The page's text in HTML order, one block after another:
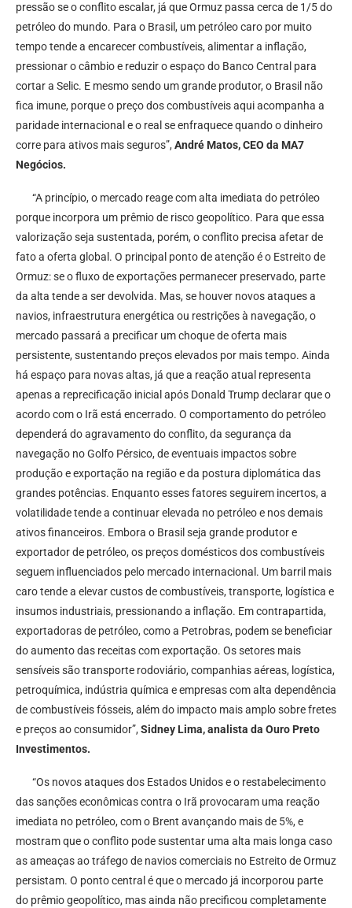
pressão se o conflito escalar, já que Ormuz passa cerca de 1/5 do
petróleo do mundo. Para o Brasil, um petróleo caro por muito
tempo tende a encarecer combustíveis, alimentar a inflação,
pressionar o câmbio e reduzir o espaço do Banco Central para
cortar a Selic. E mesmo sendo um grande produtor, o Brasil não
fica imune, porque o preço dos combustíveis aqui acompanha a
paridade internacional e o real se enfraquece quando o dinheiro
corre para ativos mais seguros”, André Matos, CEO da MA7
Negócios.
“A princípio, o mercado reage com alta imediata do petróleo
porque incorpora um prêmio de risco geopolítico. Para que essa
valorização seja sustentada, porém, o conflito precisa afetar de
fato a oferta global. O principal ponto de atenção é o Estreito de
Ormuz: se o fluxo de exportações permanecer preservado, parte
da alta tende a ser devolvida. Mas, se houver novos ataques a
navios, infraestrutura energética ou restrições à navegação, o
mercado passará a precificar um choque de oferta mais
persistente, sustentando preços elevados por mais tempo. Ainda
há espaço para novas altas, já que a reação atual representa
apenas a reprecificação inicial após Donald Trump declarar que o
acordo com o Irã está encerrado. O comportamento do petróleo
dependerá do agravamento do conflito, da segurança da
navegação no Golfo Pérsico, de eventuais impactos sobre
produção e exportação na região e da postura diplomática das
grandes potências. Enquanto esses fatores seguirem incertos, a
volatilidade tende a continuar elevada no petróleo e nos demais
ativos financeiros. Embora o Brasil seja grande produtor e
exportador de petróleo, os preços domésticos dos combustíveis
seguem influenciados pelo mercado internacional. Um barril mais
caro tende a elevar custos de combustíveis, transporte, logística e
insumos industriais, pressionando a inflação. Em contrapartida,
exportadoras de petróleo, como a Petrobras, podem se beneficiar
do aumento das receitas com exportação. Os setores mais
sensíveis são transporte rodoviário, companhias aéreas, logística,
petroquímica, indústria química e empresas com alta dependência
de combustíveis fósseis, além do impacto mais amplo sobre fretes
e preços ao consumidor”, Sidney Lima, analista da Ouro Preto
Investimentos.
“Os novos ataques dos Estados Unidos e o restabelecimento
das sanções econômicas contra o Irã provocaram uma reação
imediata no petróleo, com o Brent avançando mais de 5%, e
mostram que o conflito pode sustentar uma alta mais longa caso
as ameaças ao tráfego de navios comerciais no Estreito de Ormuz
persistam. O ponto central é que o mercado já incorporou parte
do prêmio geopolítico, mas ainda não precificou completamente